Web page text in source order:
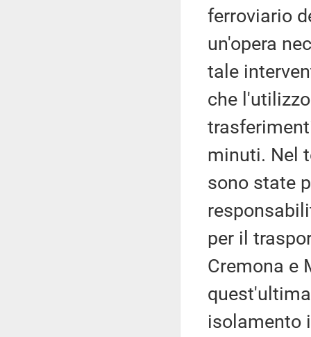
ferroviario
un'opera
tale
che
minuti. Nel
sono state
per il
Cremona e
isolamento